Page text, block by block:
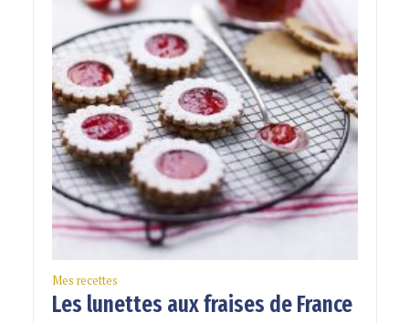
Mes recettes
Les lunettes aux fraises de France